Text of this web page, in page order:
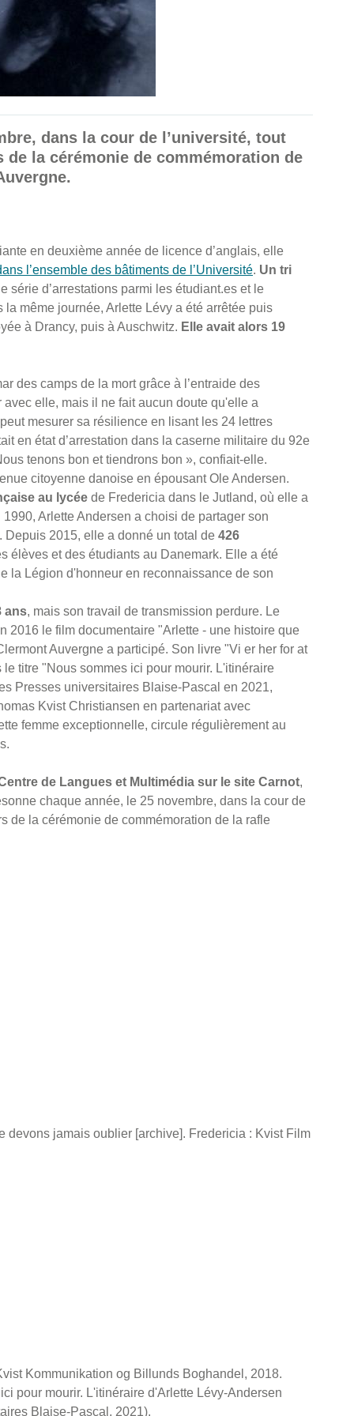
dans la cour de l’université, tout
la cérémonie de commémoration de
en deuxième année de licence d’anglais, elle
l’ensemble des bâtiments de l’Université. Un tri
série d’arrestations parmi les étudiant.es et le
même journée, Arlette Lévy a été arrêtée puis
à Drancy, puis à Auschwitz. Elle avait alors 19
des camps de la mort grâce à l’entraide des
elle, mais il ne fait aucun doute qu'elle a
mesurer sa résilience en lisant les 24 lettres
en état d’arrestation dans la caserne militaire du 92e
tenons bon et tiendrons bon », confiait-elle.
citoyenne danoise en épousant Ole Andersen.
au lycéede Fredericia dans le Jutland, où elle a
Arlette Andersen a choisi de partager son
2015, elle a donné un total de 426
élèves et des étudiants au Danemark. Elle a été
la Légion d'honneur en reconnaissance de son
ans, mais son travail de transmission perdure. Le
2016 le film documentaire "Arlette - une histoire que
Auvergne a participé. Son livre "Vi er her for at
titre "Nous sommes ici pour mourir. L'itinéraire
Presses universitaires Blaise-Pascal en 2021,
Kvist Christiansen en partenariat avec
femme exceptionnelle, circule régulièrement au
de Langues et Multimédia sur le site Carnot,
chaque année, le 25 novembre, dans la cour de
de la cérémonie de commémoration de la rafle
devons jamais oublier [archive]. Fredericia : Kvist Film
Kommunikation og Billunds Boghandel, 2018.
pour mourir. L'itinéraire d'Arlette Lévy-Andersen
Blaise-Pascal, 2021).